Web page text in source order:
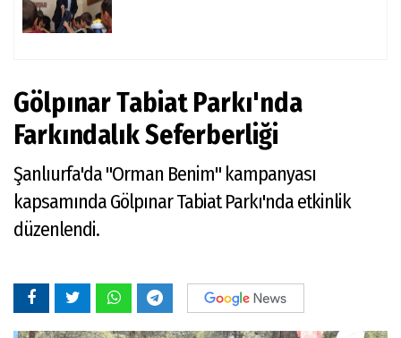
Gölpınar Tabiat Parkı'nda
Farkındalık Seferberliği
Şanlıurfa'da "Orman Benim" kampanyası
kapsamında Gölpınar Tabiat Parkı'nda etkinlik
düzenlendi.